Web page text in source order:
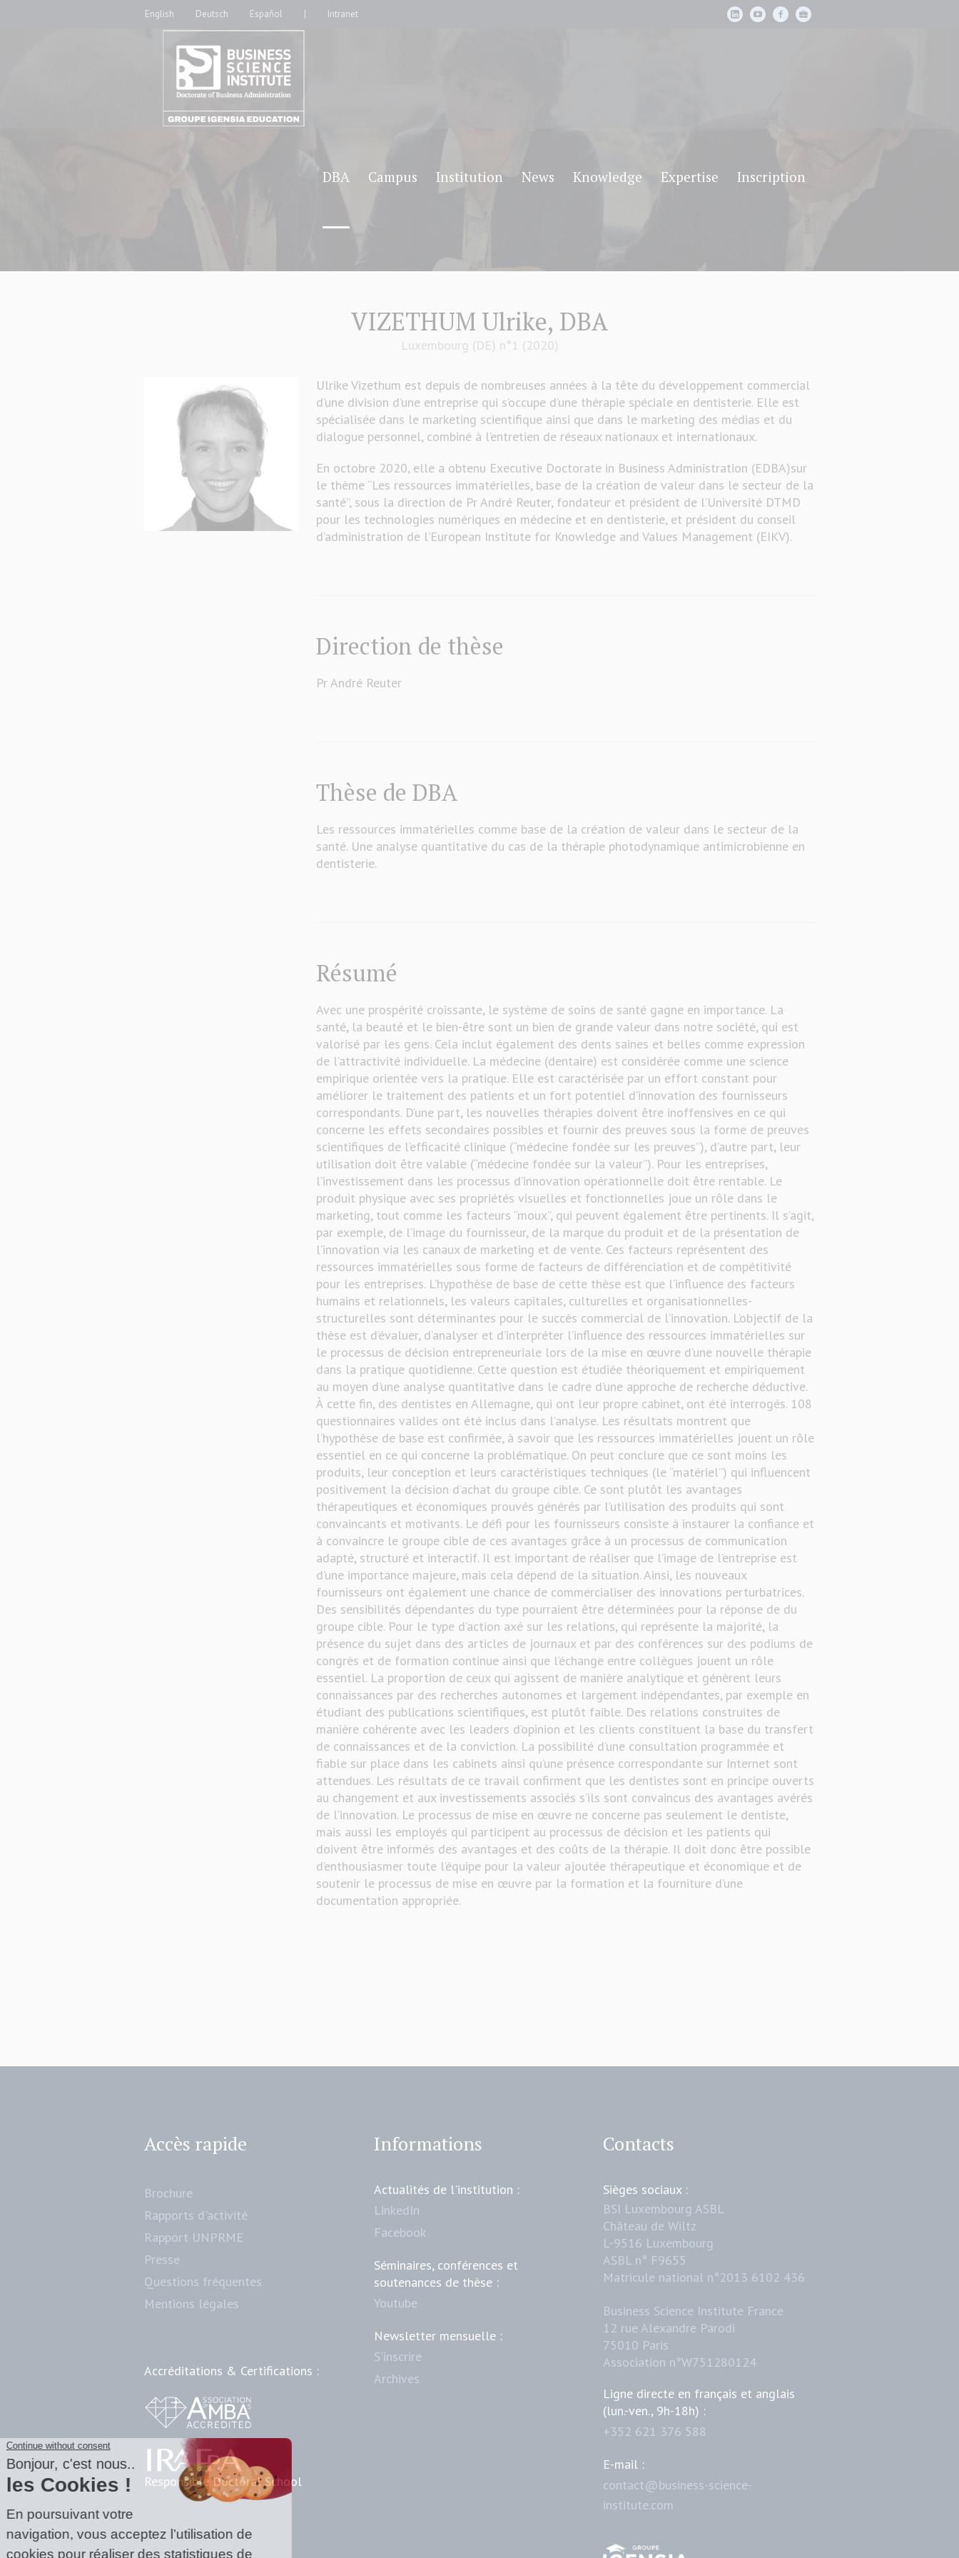
English Deutsch Español | Intranet
DBA Campus Institution News Knowledge Expertise Inscription
VIZETHUM Ulrike, DBA
Luxembourg (DE) n°1 (2020)
Ulrike Vizethum est depuis de nombreuses années à la tête du développement commercial
d’une division d’une entreprise qui s’occupe d’une thérapie spéciale en dentisterie. Elle est
spécialisée dans le marketing scientifique ainsi que dans le marketing des médias et du
dialogue personnel, combiné à l’entretien de réseaux nationaux et internationaux.
En octobre 2020, elle a obtenu Executive Doctorate in Business Administration (EDBA)sur
le thème “Les ressources immatérielles, base de la création de valeur dans le secteur de la
santé”, sous la direction de Pr André Reuter, fondateur et président de l’Université DTMD
pour les technologies numériques en médecine et en dentisterie, et président du conseil
d’administration de l’European Institute for Knowledge and Values Management (EIKV).
Direction de thèse
Pr André Reuter
Thèse de DBA
Les ressources immatérielles comme base de la création de valeur dans le secteur de la
santé. Une analyse quantitative du cas de la thérapie photodynamique antimicrobienne en
dentisterie.
Résumé
Avec une prospérité croissante, le système de soins de santé gagne en importance. La
santé, la beauté et le bien-être sont un bien de grande valeur dans notre société, qui est
valorisé par les gens. Cela inclut également des dents saines et belles comme expression
de l’attractivité individuelle. La médecine (dentaire) est considérée comme une science
empirique orientée vers la pratique. Elle est caractérisée par un effort constant pour
améliorer le traitement des patients et un fort potentiel d’innovation des fournisseurs
correspondants. D’une part, les nouvelles thérapies doivent être inoffensives en ce qui
concerne les effets secondaires possibles et fournir des preuves sous la forme de preuves
scientifiques de l’efficacité clinique (“médecine fondée sur les preuves”), d’autre part, leur
utilisation doit être valable (“médecine fondée sur la valeur”). Pour les entreprises,
l’investissement dans les processus d’innovation opérationnelle doit être rentable. Le
produit physique avec ses propriétés visuelles et fonctionnelles joue un rôle dans le
marketing, tout comme les facteurs “moux”, qui peuvent également être pertinents. Il s’agit,
par exemple, de l’image du fournisseur, de la marque du produit et de la présentation de
l’innovation via les canaux de marketing et de vente. Ces facteurs représentent des
ressources immatérielles sous forme de facteurs de différenciation et de compétitivité
pour les entreprises. L’hypothèse de base de cette thèse est que l’influence des facteurs
humains et relationnels, les valeurs capitales, culturelles et organisationnelles-
structurelles sont déterminantes pour le succès commercial de l’innovation. L’objectif de la
thèse est d’évaluer, d’analyser et d’interpréter l’influence des ressources immatérielles sur
le processus de décision entrepreneuriale lors de la mise en œuvre d’une nouvelle thérapie
dans la pratique quotidienne. Cette question est étudiée théoriquement et empiriquement
au moyen d’une analyse quantitative dans le cadre d’une approche de recherche déductive.
À cette fin, des dentistes en Allemagne, qui ont leur propre cabinet, ont été interrogés. 108
questionnaires valides ont été inclus dans l’analyse. Les résultats montrent que
l’hypothèse de base est confirmée, à savoir que les ressources immatérielles jouent un rôle
essentiel en ce qui concerne la problématique. On peut conclure que ce sont moins les
produits, leur conception et leurs caractéristiques techniques (le “matériel”) qui influencent
positivement la décision d’achat du groupe cible. Ce sont plutôt les avantages
thérapeutiques et économiques prouvés générés par l’utilisation des produits qui sont
convaincants et motivants. Le défi pour les fournisseurs consiste à instaurer la confiance et
à convaincre le groupe cible de ces avantages grâce à un processus de communication
adapté, structuré et interactif. Il est important de réaliser que l’image de l’entreprise est
d’une importance majeure, mais cela dépend de la situation. Ainsi, les nouveaux
fournisseurs ont également une chance de commercialiser des innovations perturbatrices.
Des sensibilités dépendantes du type pourraient être déterminées pour la réponse de du
groupe cible. Pour le type d’action axé sur les relations, qui représente la majorité, la
présence du sujet dans des articles de journaux et par des conférences sur des podiums de
congrès et de formation continue ainsi que l’échange entre collègues jouent un rôle
essentiel. La proportion de ceux qui agissent de manière analytique et génèrent leurs
connaissances par des recherches autonomes et largement indépendantes, par exemple en
étudiant des publications scientifiques, est plutôt faible. Des relations construites de
manière cohérente avec les leaders d’opinion et les clients constituent la base du transfert
de connaissances et de la conviction. La possibilité d’une consultation programmée et
fiable sur place dans les cabinets ainsi qu’une présence correspondante sur Internet sont
attendues. Les résultats de ce travail confirment que les dentistes sont en principe ouverts
au changement et aux investissements associés s’ils sont convaincus des avantages avérés
de l’innovation. Le processus de mise en œuvre ne concerne pas seulement le dentiste,
mais aussi les employés qui participent au processus de décision et les patients qui
doivent être informés des avantages et des coûts de la thérapie. Il doit donc être possible
d’enthousiasmer toute l’équipe pour la valeur ajoutée thérapeutique et économique et de
soutenir le processus de mise en œuvre par la formation et la fourniture d’une
documentation appropriée.
Accès rapide
Brochure
Rapports d'activité
Rapport UNPRME
Presse
Questions fréquentes
Mentions légales
Accréditations & Certifications :
Responsible Doctoral School
Informations
Actualités de l'institution :
LinkedIn
Facebook
Séminaires, conférences et
soutenances de thèse :
Youtube
Newsletter mensuelle :
S'inscrire
Archives
Contacts
Sièges sociaux :
BSI Luxembourg ASBL
Château de Wiltz
L-9516 Luxembourg
ASBL n° F9655
Matricule national n°2013 6102 436
Business Science Institute France
12 rue Alexandre Parodi
75010 Paris
Association n°W751280124
Ligne directe en français et anglais
(lun.-ven., 9h-18h) :
+352 621 376 588
E-mail :
contact@business-science-
institute.com